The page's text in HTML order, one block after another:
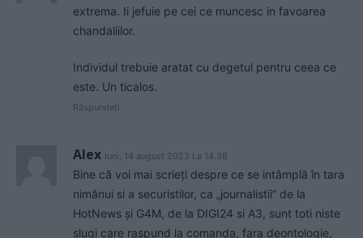
extrema. Ii jefuie pe cei ce muncesc in favoarea
chandaliilor.
Individul trebuie aratat cu degetul pentru ceea ce
este. Un ticalos.
Răspundeți
Alex luni, 14 august 2023 La 14.38
Bine că voi mai scrieți despre ce se intâmplă în tara
nimănui si a securistilor, ca „journalistii” de la
HotNews și G4M, de la DIGI24 si A3, sunt toti niste
slugi care raspund la comanda, fara deontologie,